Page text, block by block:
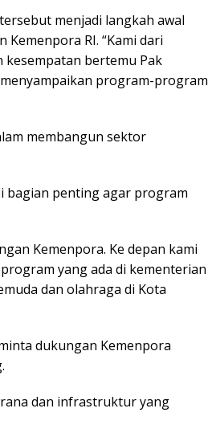
menjadi langkah awal
RI. “Kami dari
kesempatan bertemu Pak
program-program
membangun sektor
bagian penting agar program
Kemenpora. Ke depan kami
yang ada di kementerian
dan olahraga di Kota
dukungan Kemenpora
dan infrastruktur yang